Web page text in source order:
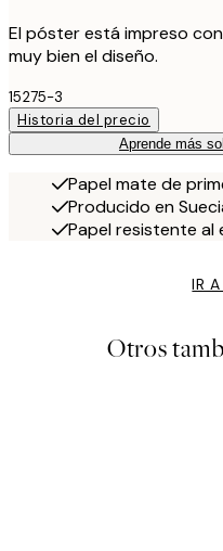
El póster está impreso
muy bien el diseño.
15275-3
Historia del precio
Aprende más
Papel mate de
Producido en
Papel resistente al
IR
Otros